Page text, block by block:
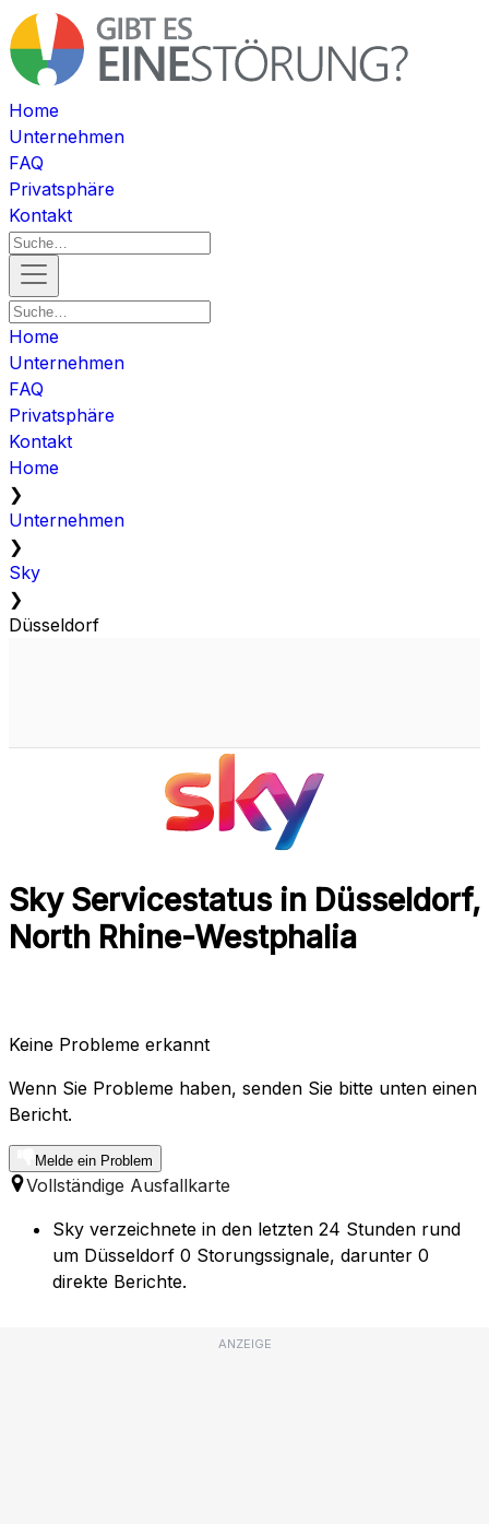
Home
Unternehmen
FAQ
Privatsphäre
Kontakt
Home
Unternehmen
FAQ
Privatsphäre
Kontakt
Home
❯
Unternehmen
❯
Sky
❯
Düsseldorf
Sky Servicestatus in Düsseldorf,
North Rhine-Westphalia
Keine Probleme erkannt
Wenn Sie Probleme haben, senden Sie bitte unten einen
Bericht.
Melde ein Problem
Vollständige Ausfallkarte
Sky verzeichnete in den letzten 24 Stunden rund
um Düsseldorf 0 Storungssignale, darunter 0
direkte Berichte.
ANZEIGE